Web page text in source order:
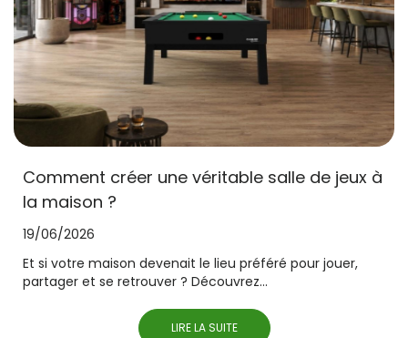
Comment créer une véritable salle de jeux à
la maison ?
19/06/2026
Et si votre maison devenait le lieu préféré pour jouer,
partager et se retrouver ? Découvrez...
LIRE LA SUITE